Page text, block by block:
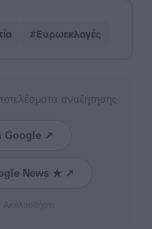
#Ευρωεκλογές
αναζήτησης
Google ↗
News ★ ↗